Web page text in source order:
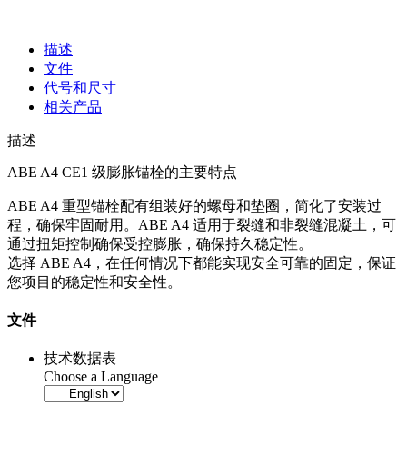
描述
文件
代号和尺寸
相关产品
描述
ABE A4 CE1 级膨胀锚栓的主要特点
ABE A4 重型锚栓配有组装好的螺母和垫圈，简化了安装过
程，确保牢固耐用。ABE A4 适用于裂缝和非裂缝混凝土，可
通过扭矩控制确保受控膨胀，确保持久稳定性。
选择 ABE A4，在任何情况下都能实现安全可靠的固定，保证
您项目的稳定性和安全性。
文件
技术数据表
Choose a Language